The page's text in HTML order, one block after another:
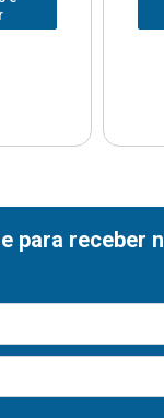
para receber